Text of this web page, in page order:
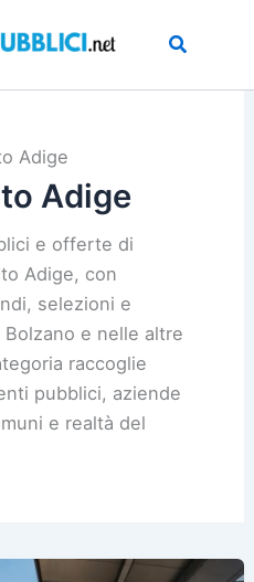
Adige
Adige
e offerte di
Adige, con
selezioni e
e nelle altre
raccoglie
pubblici, aziende
e realtà del